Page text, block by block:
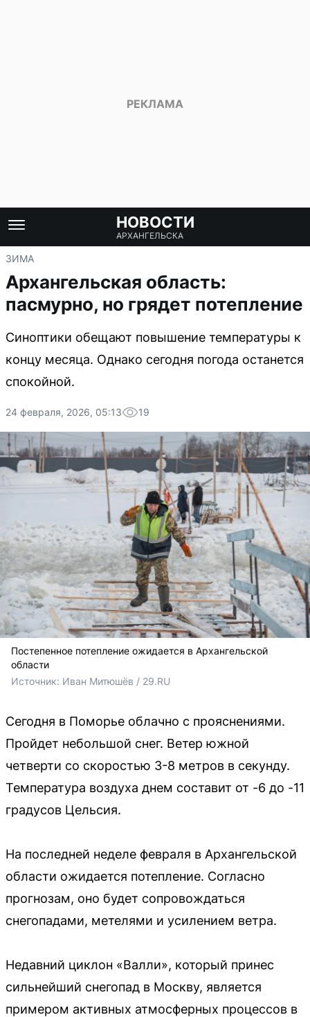
НОВОСТИ
АРХАНГЕЛЬСКА
ЗИМА
Архангельская область:
пасмурно, но грядет потепление
Синоптики обещают повышение температуры к
концу месяца. Однако сегодня погода останется
спокойной.
24 февраля, 2026, 05:13 19
Постепенное потепление ожидается в Архангельской
области
Источник: Иван Митюшёв / 29.RU
Сегодня в Поморье облачно с прояснениями.
Пройдет небольшой снег. Ветер южной
четверти со скоростью 3-8 метров в секунду.
Температура воздуха днем составит от -6 до -11
градусов Цельсия.
На последней неделе февраля в Архангельской
области ожидается потепление. Согласно
прогнозам, оно будет сопровождаться
снегопадами, метелями и усилением ветра.
Недавний циклон «Валли», который принес
сильнейший снегопад в Москву, является
примером активных атмосферных процессов в